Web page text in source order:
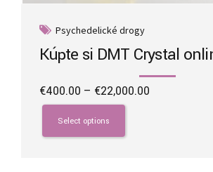
Psychedelické drogy
Kúpte si DMT Crystal
€400.00 – €22,000.00
Select options
This
product
has